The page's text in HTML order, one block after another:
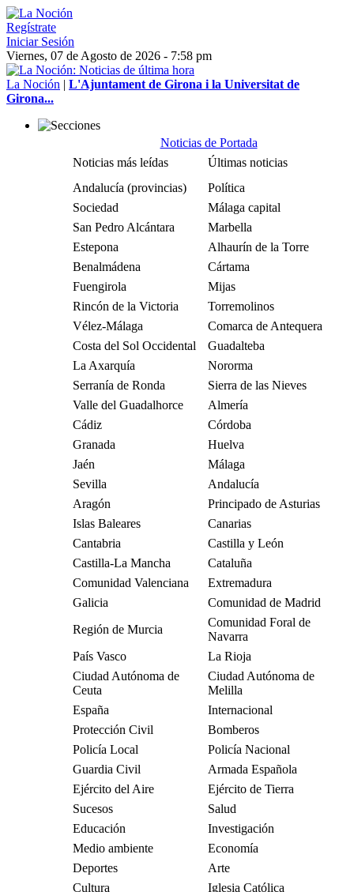
Regístrate
Iniciar Sesión
Viernes, 07 de Agosto de 2026 - 7:58 pm
La Noción | L'Ajuntament de Girona i la Universitat de
Girona...
Noticias de Portada
Noticias más leídas
Últimas noticias
Andalucía (provincias)
Política
Sociedad
Málaga capital
San Pedro Alcántara
Marbella
Estepona
Alhaurín de la Torre
Benalmádena
Cártama
Fuengirola
Mijas
Rincón de la Victoria
Torremolinos
Vélez-Málaga
Comarca de Antequera
Costa del Sol Occidental
Guadalteba
La Axarquía
Nororma
Serranía de Ronda
Sierra de las Nieves
Valle del Guadalhorce
Almería
Cádiz
Córdoba
Granada
Huelva
Jaén
Málaga
Sevilla
Andalucía
Aragón
Principado de Asturias
Islas Baleares
Canarias
Cantabria
Castilla y León
Castilla-La Mancha
Cataluña
Comunidad Valenciana
Extremadura
Galicia
Comunidad de Madrid
Región de Murcia
Comunidad Foral de
Navarra
País Vasco
La Rioja
Ciudad Autónoma de
Ceuta
Ciudad Autónoma de
Melilla
España
Internacional
Protección Civil
Bomberos
Policía Local
Policía Nacional
Guardia Civil
Armada Española
Ejército del Aire
Ejército de Tierra
Sucesos
Salud
Educación
Investigación
Medio ambiente
Economía
Deportes
Arte
Cultura
Iglesia Católica